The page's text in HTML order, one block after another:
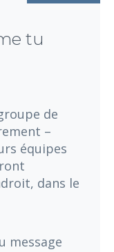
tu
de
–
équipes
dans le
message